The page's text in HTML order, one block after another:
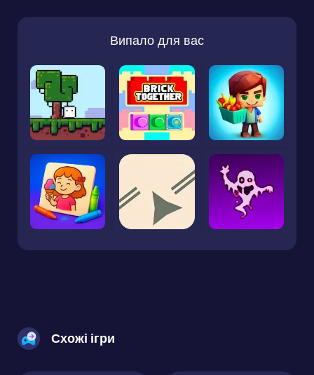
Випало для вас
Схожі ігри